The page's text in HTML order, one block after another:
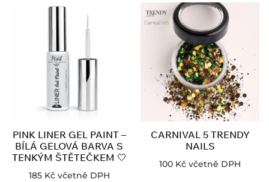
PINK LINER GEL PAINT –
BÍLÁ GELOVÁ BARVA S
TENKÝM ŠTĚTEČKEM 🤍
185 Kč včetně DPH
CARNIVAL 5 TRENDY
NAILS
100 Kč včetně DPH